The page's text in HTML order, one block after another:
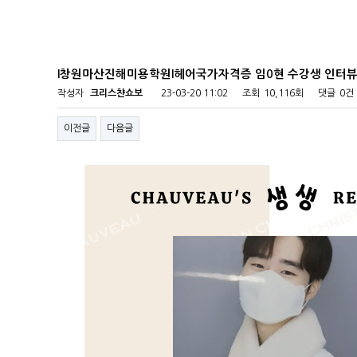
l창원마산진해미용학원l헤어국가자격증 임0현 수강생 인터뷰
작성자 크리스챤쇼보 23-03-20 11:02 조회 10,116회 댓글 0건
이전글 다음글